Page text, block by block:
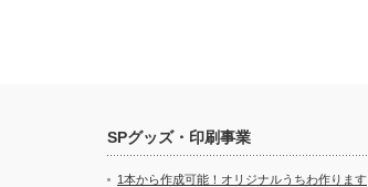
SPグッズ・印刷事業
1本から作成可能！オリジナルうちわ作ります